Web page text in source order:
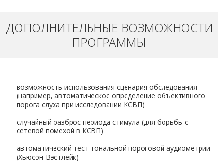
ДОПОЛНИТЕЛЬНЫЕ ВОЗМОЖНОСТИ
ПРОГРАММЫ
возможность использования сценария обследования
(например, автоматическое определение объективного
порога слуха при исследовании КСВП)
случайный разброс периода стимула (для борьбы с
сетевой помехой в КСВП)
автоматический тест тональной пороговой аудиометрии
(Хьюсон-Вэстлейк)